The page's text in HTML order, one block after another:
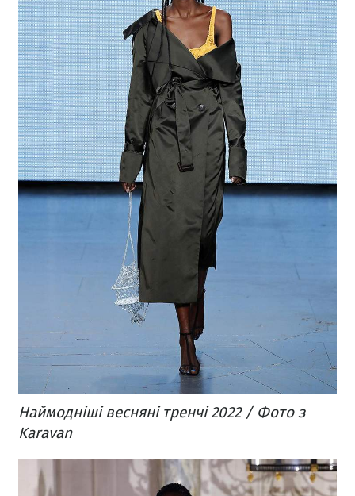
Наймодніші весняні тренчі 2022 / Фото з
Karavan